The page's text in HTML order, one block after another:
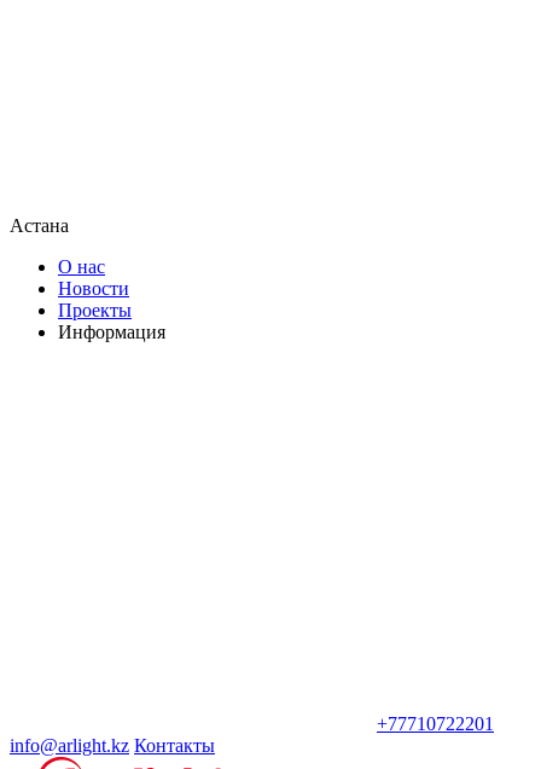
Астана
О нас
Новости
Проекты
Информация
+77710722201
info@arlight.kz Контакты